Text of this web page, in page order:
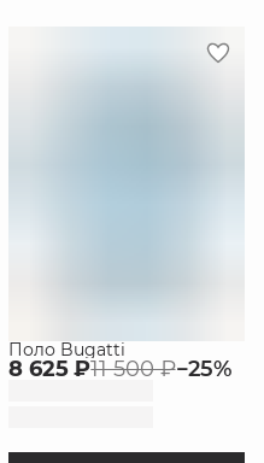
Поло Bugatti
8 625 ₽11 500 ₽−25%